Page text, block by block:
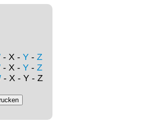
- X - Y - Z
- X - Y - Z
- X - Y - Z